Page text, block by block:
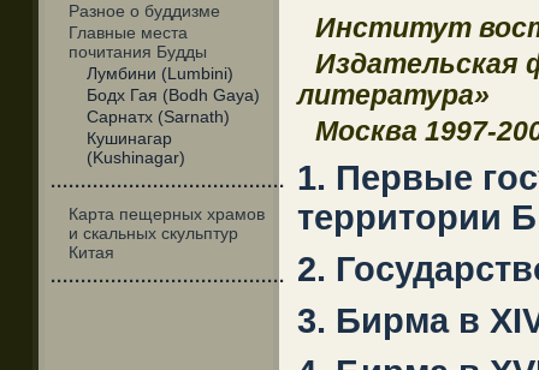
Разное о буддизме
Главные места
почитания Будды
Лумбини (Lumbini)
Бодх Гая (Bodh Gaya)
Сарнатх (Sarnath)
Кушинагар
(Kushinagar)
·······································
Карта пещерных храмов
и скальных скульптур
Китая
·······································
Институт
Издательская
литература»
Москва1997-
1. Первые
территории
2.
3. Бирма в